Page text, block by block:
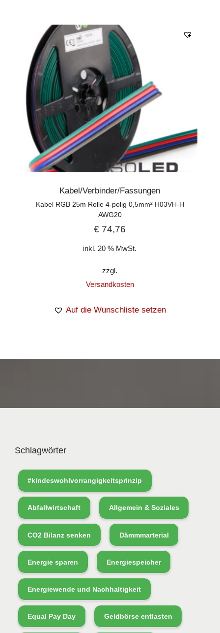
Kabel/Verbinder/Fassungen
Kabel RGB 25m Rolle 4-polig 0,5mm² H03VH-H
AWG20
€ 74,76
inkl. 20 % MwSt.
zzgl.
Versandkosten
Auf die Wunschliste setzen
Schlagwörter
#kindeswohlvorrangigkeitsprinzip
Abfallwirtschaft Allgemein & Soziales
CO2 Bilanz senken Dämmmarterial
Energie sparen Energiespeicher
Energiewende und Nachhaltigkeit
Equal Pay Day Geldbörse entlasten